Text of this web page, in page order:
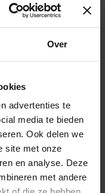
Over
advertenties te
media te bieden
Ook delen we
site met onze
en analyse. Deze
met andere
U ontvangt binnenkort
nog vragen? Neem